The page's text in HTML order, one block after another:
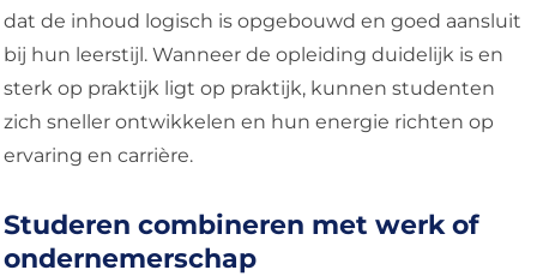
dat de inhoud logisch is opgebouwd en goed aansluit
bij hun leerstijl. Wanneer de opleiding duidelijk is en
sterk op praktijk ligt op praktijk, kunnen studenten
zich sneller ontwikkelen en hun energie richten op
ervaring en carrière.
Studeren combineren met werk of
ondernemerschap